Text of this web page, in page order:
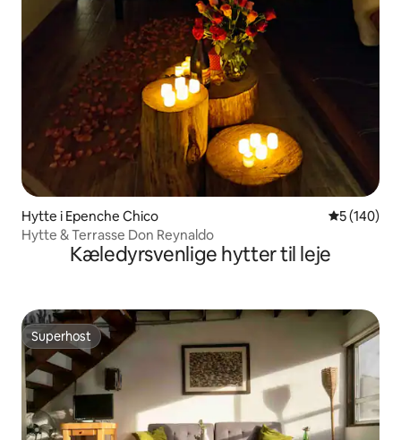
Hytte i Epenche Chico 5 ud af 5 i
5 (140)
Hytte & Terrasse Don Reynaldo
Kæledyrsvenlige hytter til leje
Superhost
Superhost